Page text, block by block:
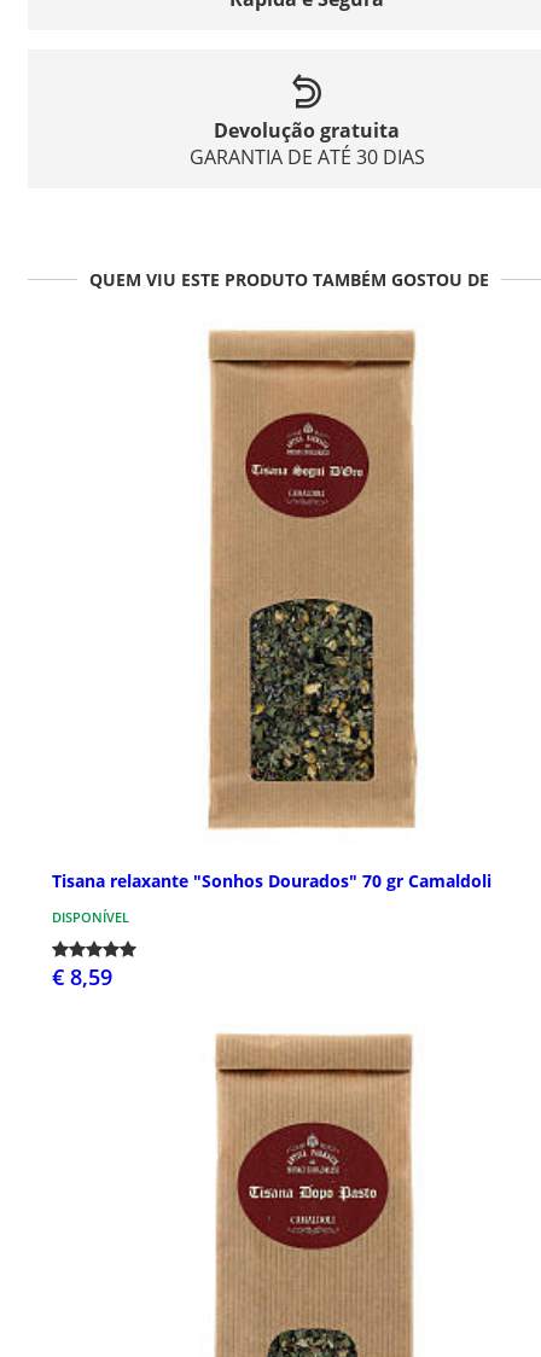
Devolução gratuita
GARANTIA DE ATÉ 30 DIAS
QUEM VIU ESTE PRODUTO TAMBÉM GOSTOU DE
Tisana relaxante "Sonhos Dourados" 70 gr Camaldoli
DISPONÍVEL
€ 8,59